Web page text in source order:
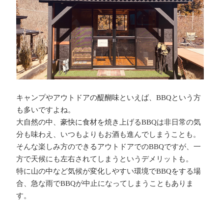
キャンプやアウトドアの醍醐味といえば、BBQという方
も多いですよね。
大自然の中、豪快に食材を焼き上げるBBQは非日常の気
分も味わえ、いつもよりもお酒も進んでしまうことも。
そんな楽しみ方のできるアウトドアでのBBQですが、一
方で天候にも左右されてしまうというデメリットも。
特に山の中など気候が変化しやすい環境でBBQをする場
合、急な雨でBBQが中止になってしまうこともありま
す。